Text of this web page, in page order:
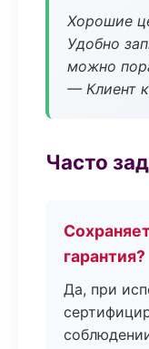
Хорошие
Удобно
можно
— Клиент
Часто
гарантия?
Да, при